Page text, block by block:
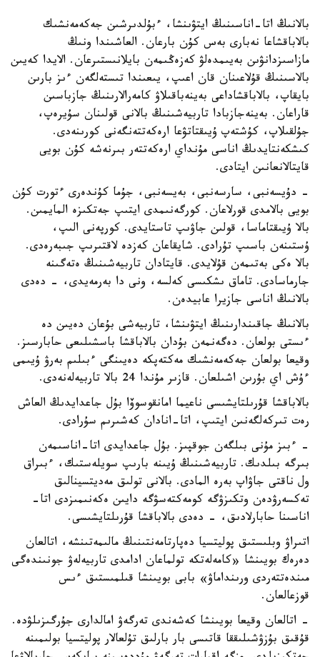
بالانىڭ اتا-اناسىنىڭ ايتۋىنشا، ءبۇلدىرشىن جەكەمەنشىك
بالاباقشاعا نەبارى بەس كۇن بارعان. العاشىندا ونىڭ
مازاسىزدانۋىن بەيىمدەلۋ كەزەڭىمەن بايلانىستىرعان. الايدا كەيىن
بالاسىنىڭ قۇلاعىنان قان اعىپ، يىعىندا تىستەلگەن ءىز بارىن
بايقاپ، بالاباقشاداعى بەينەباقىلاۋ كامەرالارىنىڭ جازباسىن
قاراعان. بەينەجازبادا تاربيەشىنىڭ بالانى قولىنان سۇيرەپ،
جۇلقىلاپ، كۇشتەپ ۇيىقتاتۋعا ارەكەتتەنگەنى كورىنەدى.
كىشكەنتايدىڭ اناسى مۇنداي ارەكەتتەر بىرنەشە كۇن بويى
قايتالانعانىن ايتادى.
- دۇيسەنبى، سارسەنبى، بەيسەنبى، جۇما كۇندەرى ءتورت كۇن
بويى بالامدى قورلاعان. كورگەنىمدى ايتىپ جەتكىزە المايمىن.
بالا ۇيىقتاماسا، قولىن جاۋىپ تاستايدى. كورپەنى الىپ،
ۇستىنەن باسىپ تۇرادى. شايقاعان كەزدە لاقتىرىپ جىبەرەدى.
بالا ەكى بەتىمەن قۇلايدى. قايتادان تاربيەشىنىڭ ەتەگىنە
جارماسادى. تاماق ىشكىسى كەلسە، ونى دا بەرمەيدى، - دەدى
بالانىڭ اناسى جازيرا عابيدەن.
بالانىڭ جاقىندارىنىڭ ايتۋىنشا، تاربيەشى بۇعان دەيىن دە
ءىستى بولعان. دەگەنمەن بۇدان بالاباقشا باسشىلىعى حابارسىز.
وقيعا بولعان جەكەمەنشىك مەكتەپكە دەيىنگى ءبىلىم بەرۋ ۇيىمى
ءۇش اي بۇرىن اشىلعان. قازىر مۇندا 24 بالا تاربيەلەنەدى.
بالاباقشا قۇرىلتايشىسى ناعيما امانقوسوۆا بۇل جاعدايدىڭ العاش
رەت تىركەلگەنىن ايتىپ، اتا-انادان كەشىرىم سۇرادى.
- ءبىز مۇنى بىلگەن جوقپىز. بۇل جاعدايدى اتا-اناسىمەن
بىرگە بىلدىك. تاربيەشىنىڭ ۇيىنە بارىپ سويلەستىك، ءبىراق
ول ناقتى جاۋاپ بەرە المادى. بالانى تولىق مەديتسينالىق
تەكسەرۋدەن وتكىزۋگە كومەكتەسۋگە دايىن ەكەنىمىزدى اتا-
اناسىنا حابارلادىق، - دەدى بالاباقشا قۇرىلتايشىسى.
اتىراۋ وبلىستىق پوليتسيا دەپارتامەنتىنىڭ مالىمەتىنشە، اتالعان
دەرەك بويىنشا «كامەلەتكە تولماعان ادامدى تاربيەلەۋ جونىندەگى
مىندەتتەردى ورىنداماۋ» بابى بويىنشا قىلمىستىق ءىس
قوزعالعان.
- اتالعان وقيعا بويىنشا كەشەندى تەرگەۋ امالدارى جۇرگىزىلۋدە.
قۇقىق بۇزۋشىلىققا قاتىسى بار بارلىق تۇلعالار پوليتسيا بولىمىنە